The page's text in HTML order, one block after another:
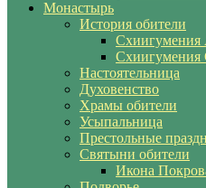
Монастырь
История обители
Схиигумения
Настоятельница
Духовенство
Храмы обители
Усыпальница
Престольные
Святыни обители
Икона